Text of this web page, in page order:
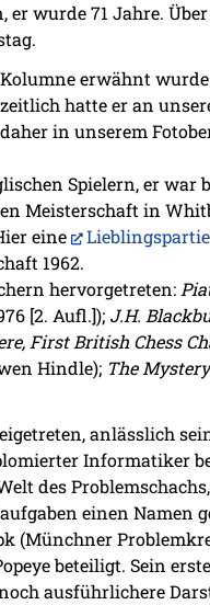
er wurde 71 Jahre.
erwähnt
hatte er an
in unserem
Spielern, er war
Meisterschaft in
eine
Lieblingspartie
1962.
hervorgetreten:
[2. Aufl.]); J.H.
First British Chess
Hindle); The
anlässlich
Informatiker
des
einen Namen
(Münchner
beteiligt. Sein
ausführlichere